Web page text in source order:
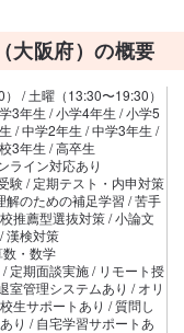
大阪府）の概要
/ 土曜（13:30〜19:30）
3年生 / 小学4年生 / 小学5
/ 中学2年生 / 中学3年生 /
3年生 / 高卒生
ライン対応あり
験 / 定期テスト・内申対策
解のための補足学習 / 苦手
推薦型選抜対策 / 小論文
漢検対策
数・数学
定期面談実施 / リモート授
室管理システムあり / オリ
生サポートあり / 質問し
り / 自宅学習サポートあ